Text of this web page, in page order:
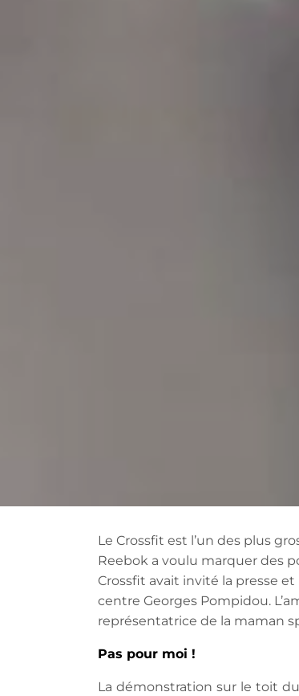
Le Crossfit est l’un des plus
Reebok a voulu marquer des
Crossfit avait invité la presse
centre Georges Pompidou.
représentatrice de la maman
Pas pour moi !
La démonstration sur le toit